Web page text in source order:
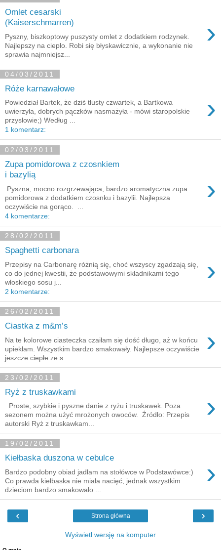
Omlet cesarski
(Kaiserschmarren)
›
Pyszny, biszkoptowy puszysty omlet z dodatkiem rodzynek.
Najlepszy na ciepło. Robi się błyskawicznie, a wykonanie nie
sprawia najmniejsz...
04/03/2011
Róże karnawałowe
›
Powiedział Bartek, że dziś tłusty czwartek, a Bartkowa
uwierzyła, dobrych pączków nasmażyła - mówi staropolskie
przysłowie;) Według ...
1 komentarz:
02/03/2011
Zupa pomidorowa z czosnkiem
i bazylią
›
Pyszna, mocno rozgrzewająca, bardzo aromatyczna zupa
pomidorowa z dodatkiem czosnku i bazylii. Najlepsza
oczywiście na gorąco. ...
4 komentarze:
28/02/2011
Spaghetti carbonara
›
Przepisy na Carbonarę różnią się, choć wszyscy zgadzają się,
co do jednej kwestii, że podstawowymi składnikami tego
włoskiego sosu j...
2 komentarze:
26/02/2011
Ciastka z m&m’s ›
Na te kolorowe ciasteczka czaiłam się dość długo, aż w końcu
upiekłam. Wszystkim bardzo smakowały. Najlepsze oczywiście
jeszcze ciepłe ze s...
23/02/2011
Ryż z truskawkami ›
Proste, szybkie i pyszne danie z ryżu i truskawek. Poza
sezonem można użyć mrożonych owoców. Źródło: Przepis
autorski Ryż z truskawkam...
19/02/2011
Kiełbaska duszona w cebulce ›
Bardzo podobny obiad jadłam na stołówce w Podstawówce:)
Co prawda kiełbaska nie miała nacięć, jednak wszystkim
dzieciom bardzo smakowało ...
‹ ›
Strona główna
Wyświetl wersję na komputer